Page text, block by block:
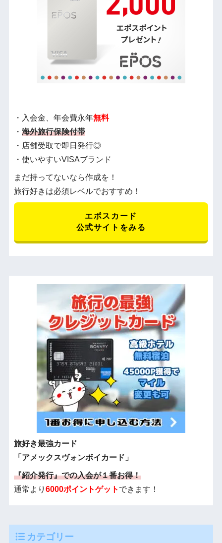
・入会金、年会費永年無料
・ 海外旅行保険付帯
・店舗受取で即日発行◎
・使いやすいVISAブランド
まだ持ってないなら作成を！
旅行好きは必須レベルでおすすめ！
エポスカード
公式サイトをみる
旅好き最強カード
「アメックスヴォンボイカード」
『紹介発行』での入会が１番お得！
通常より 6000ポイントゲット できます！
カテゴリー